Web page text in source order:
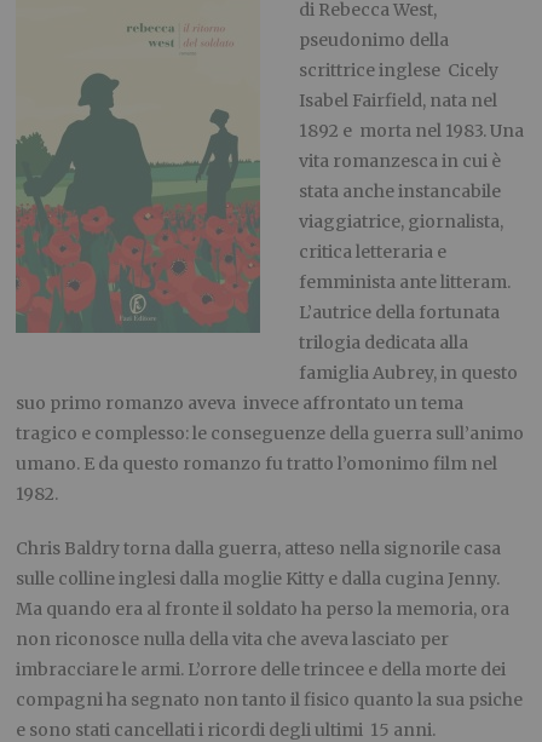
di RebeccaWest,
pseudonimo della
scrittriceinglese Cicely
Isabel Fairfield, nata nel
1892 e morta nel 1983.Una
vita romanzesca in cui è
stata ancheinstancabile
viaggiatrice, giornalista,
critica letteraria e
femminista ante litteram.
L’autrice della fortunata
trilogia dedicata alla
famiglia Aubrey, in questo
suo primo romanzo aveva invece affrontato un tema
tragico e complesso:le conseguenze della guerra sull’animo
umano. E da questo romanzo fu tratto l’omonimo film nel
1982.
Chris Baldrytorna dalla guerra, atteso nella signorile casa
sulle collineinglesi dalla moglie Kitty e dalla cugina Jenny.
Ma quando era al fronteil soldato ha perso la memoria, ora
non riconosce nulla della vita che aveva lasciato per
imbracciare le armi. L’orrore delle trincee e della morte dei
compagni ha segnato non tanto il fisico quanto la sua psiche
e sono stati cancellati i ricordi degliultimi 15 anni.